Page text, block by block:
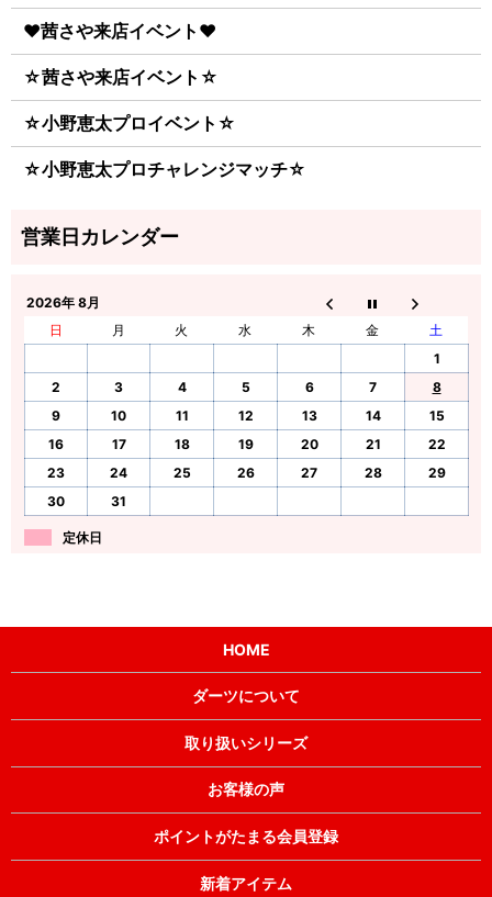
♥茜さや来店イベント♥
☆茜さや来店イベント☆
☆小野恵太プロイベント☆
☆小野恵太プロチャレンジマッチ☆
2026年 8月
日
月 火 水 木 金
土
1
2
3 4 5 6 7
8
9
10 11 12 13 14
15
16
17 18 19 20 21
22
23
24 25 26 27 28
29
30
31
定休日
HOME
ダーツについて
取り扱いシリーズ
お客様の声
ポイントがたまる会員登録
新着アイテム